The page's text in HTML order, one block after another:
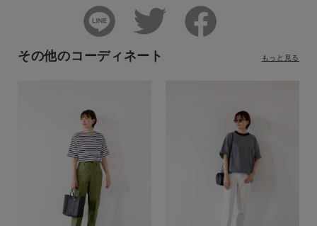
その他のコーディネート もっと見る